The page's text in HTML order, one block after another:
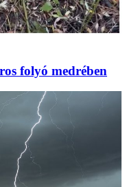
folyó medrében